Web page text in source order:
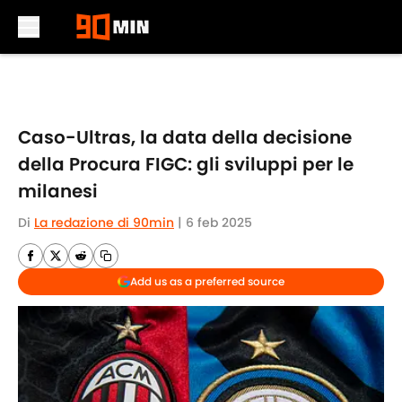
Caso-Ultras, la data della decisione
della Procura FIGC: gli sviluppi per le
milanesi
Di La redazione di 90min | 6 feb 2025
Add us as a preferred source